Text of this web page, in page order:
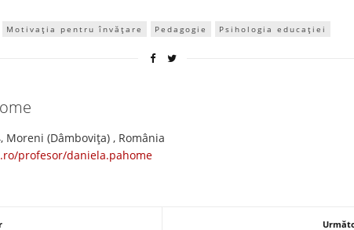
Motivația pentru învățare Pedagogie Psihologia educației
Moreni (Dâmboviţa) , România
profesor/daniela.pahome